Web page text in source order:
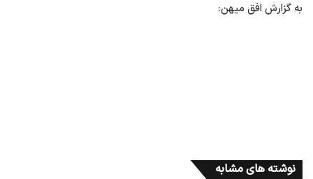
به گزارش افق میهن:
نوشته های مشابه